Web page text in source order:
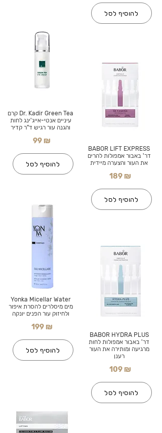
Dr. Kadir Green Tea קרם
עיניים אנטי-אייג'ינג לחות
והגנה עור רגיש ד"ר קדיר
99 ₪
להוסיף לסל
Yonka Micellar Water
מים מיסלרים להסרת איפור
ולחיזוק עור הפנים יונקה
199 ₪
להוסיף לסל
להוסיף לסל
BABOR LIFT EXPRESS
דר' באבור אמפולות להרים
את העור והצערה מיידית
189 ₪
להוסיף לסל
BABOR HYDRA PLUS
דר' באבור אמפולות לחות
מרגיעה ומותירה את העור
רענן
109 ₪
להוסיף לסל